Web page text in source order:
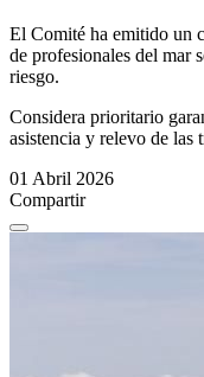
El Comité ha emitido un
de profesionales del mar
riesgo.
Considera prioritario
asistencia y relevo de las
01 Abril 2026
Compartir